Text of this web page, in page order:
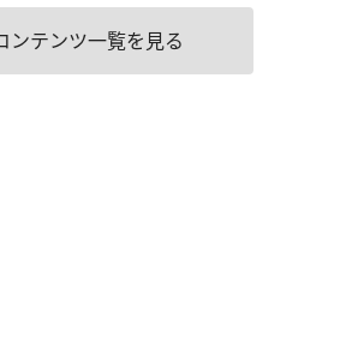
ンテンツ一覧を見る